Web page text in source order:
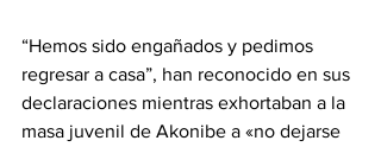
‎“Hemos sido engañados y pedimos
regresar a casa”, han reconocido en sus
declaraciones mientras exhortaban a la
masa juvenil de Akonibe a «no dejarse